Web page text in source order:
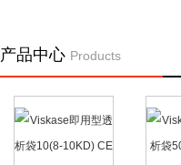
产品中心 Products